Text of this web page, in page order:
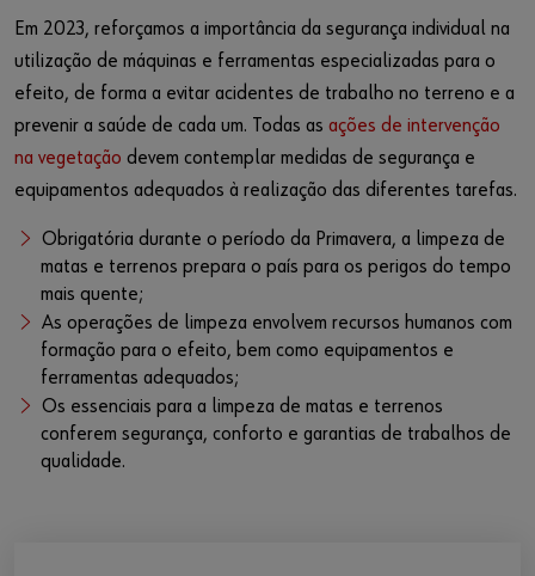
Em 2023, reforçamos a importância da segurança individual na
utilização de máquinas e ferramentas especializadas para o
efeito, de forma a evitar acidentes de trabalho no terreno e a
prevenir a saúde de cada um. Todas as ações de intervenção
na vegetação devem contemplar medidas de segurança e
equipamentos adequados à realização das diferentes tarefas.
Obrigatória durante o período da Primavera, a limpeza de
matas e terrenos prepara o país para os perigos do tempo
mais quente;
As operações de limpeza envolvem recursos humanos com
formação para o efeito, bem como equipamentos e
ferramentas adequados;
Os essenciais para a limpeza de matas e terrenos
conferem segurança, conforto e garantias de trabalhos de
qualidade.